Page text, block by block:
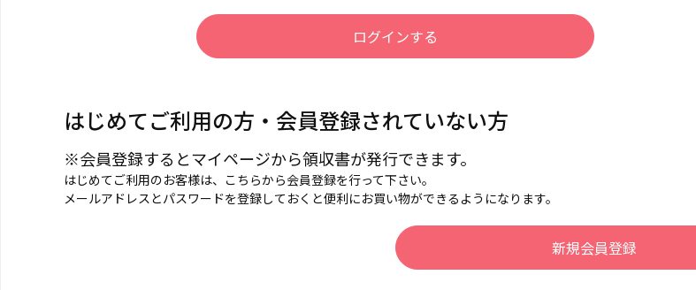
はじめてご利用の方・会員登録されていない方
※会員登録するとマイページから領収書が発行できます。
はじめてご利用のお客様は、こちらから会員登録を行って下さい。
メールアドレスとパスワードを登録しておくと便利にお買い物ができるようになります。